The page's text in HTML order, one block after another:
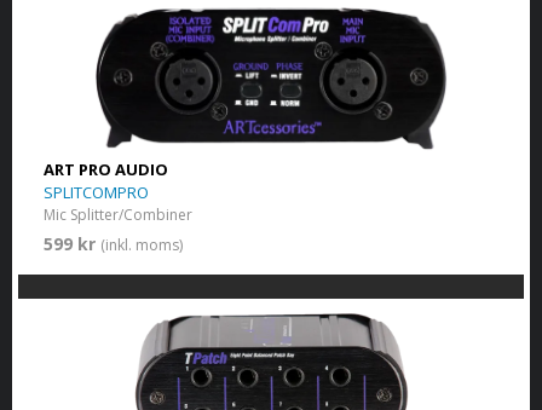
ART PRO AUDIO
SPLITCOMPRO
Mic Splitter/Combiner
599 kr (inkl. moms)